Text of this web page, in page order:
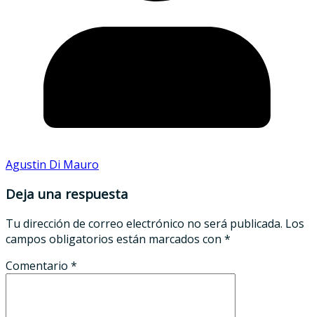
Agustin Di Mauro
Deja una respuesta
Tu dirección de correo electrónico no será publicada. Los
campos obligatorios están marcados con *
Comentario *